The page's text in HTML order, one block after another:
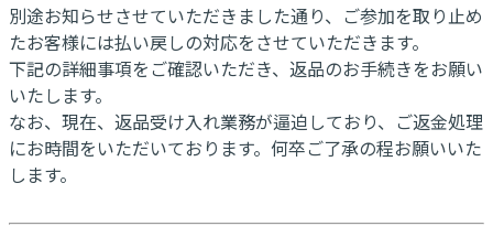
別途お知らせさせていただきました通り、ご参加を取り止め
たお客様には払い戻しの対応をさせていただきます。
下記の詳細事項をご確認いただき、返品のお手続きをお願い
いたします。
なお、現在、返品受け入れ業務が逼迫しており、ご返金処理
にお時間をいただいております。何卒ご了承の程お願いいた
します。